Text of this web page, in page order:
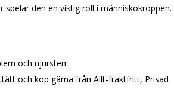
den en viktig roll i människokroppen.
och njursten.
och köp gärna från Allt-fraktfritt, Prisad